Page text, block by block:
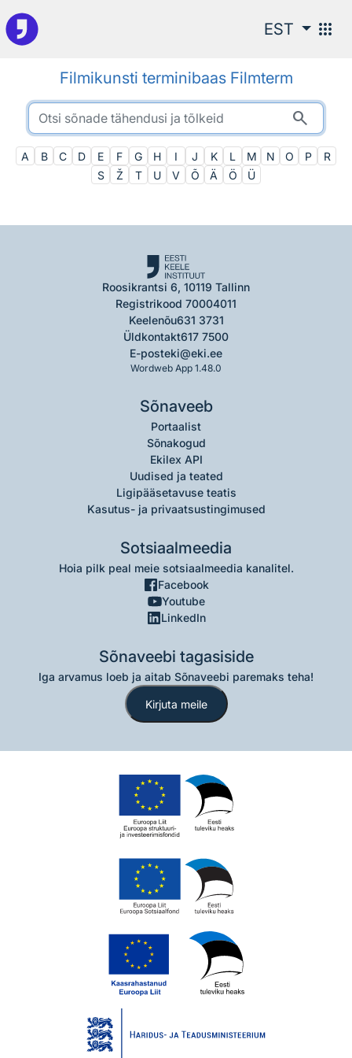
Otsingu juurde
EST apps
Filmikunsti terminibaas Filmterm
search
A B C D E F G H I J K L M N O P
R
S
Ž T U V Õ Ä Ö Ü
Roosikrantsi 6, 10119 Tallinn
Registrikood 70004011
Keelenõu631 3731
Üldkontakt617 7500
E-posteki@eki.ee
Wordweb App 1.48.0
Sõnaveeb
Portaalist
Sõnakogud
Ekilex API
Uudised ja teated
Ligipääsetavuse teatis
Kasutus- ja privaatsustingimused
Sotsiaalmeedia
Hoia pilk peal meie sotsiaalmeedia kanalitel.
Facebook
Youtube
LinkedIn
Sõnaveebi tagasiside
Iga arvamus loeb ja aitab Sõnaveebi paremaks teha!
Kirjuta meile